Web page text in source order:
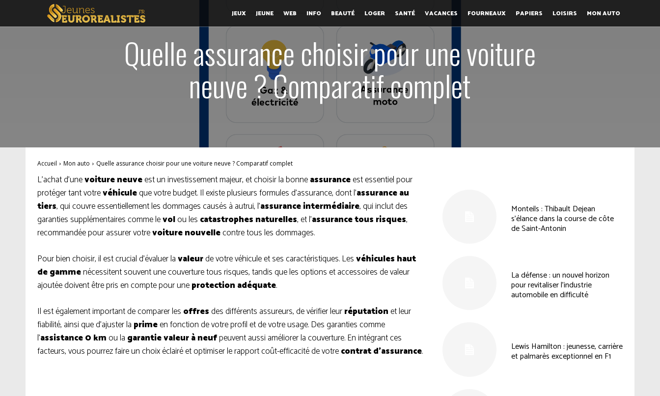
JEUX JEUNE WEB INFO BEAUTÉ LOGER SANTÉ VACANCES FOURNEAUX PAPIERS LOISIRS MON AUTO
Quelle assurance choisir pour une voiture
neuve ? Comparatif complet
Accueil Mon auto Quelle assurance choisir pour une voiture neuve ? Comparatif complet
L’achat d’unevoiture neuveest un investissement majeur, et choisir la bonneassuranceest essentiel pour
protéger tant votrevéhiculeque votre budget. Il existe plusieurs formules d’assurance, dont l’assurance au
tiers, qui couvre essentiellement les dommages causés à autrui, l’assurance intermédiaire, qui inclut des
garanties supplémentaires comme levolou les catastrophes naturelles, et l’assurance tous risques,
recommandée pour assurer votrevoiture nouvellecontre tous les dommages.
Pour bien choisir, il est crucial d’évaluer lavaleurde votre véhicule et ses caractéristiques. Lesvéhicules haut
de gammenécessitent souvent une couverture tous risques, tandis que les options et accessoires de valeur
ajoutée doivent être pris en compte pour uneprotection adéquate.
Il est également important de comparer les offresdes différents assureurs, de vérifier leurréputationet leur
fiabilité, ainsi que d’ajuster la primeen fonction de votre profil et de votre usage. Des garanties comme
l’assistance 0 kmou la garantie valeur à neufpeuvent aussi améliorer la couverture. En intégrant ces
facteurs, vous pourrez faire un choix éclairé et optimiser le rapport coût-efficacité de votrecontrat d’assurance.
Monteils : Thibault Dejean
s’élance dans la course de côte
de Saint-Antonin
La défense : un nouvel horizon
pour revitaliser l’industrie
automobile en difficulté
Lewis Hamilton : jeunesse, carrière
et palmarès exceptionnel en F1